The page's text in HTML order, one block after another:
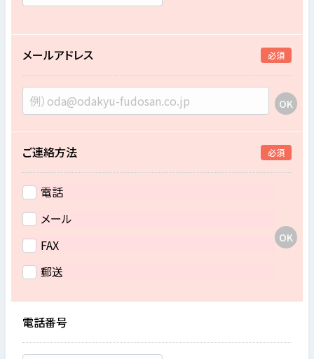
メールアドレス 必須
ご連絡方法 必須
電話
メール
FAX
郵送
電話番号